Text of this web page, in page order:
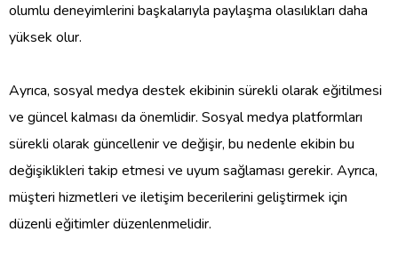
olumlu deneyimlerini başkalarıyla paylaşma olasılıkları daha
yüksek olur.
Ayrıca, sosyal medya destek ekibinin sürekli olarak eğitilmesi
ve güncel kalması da önemlidir. Sosyal medya platformları
sürekli olarak güncellenir ve değişir, bu nedenle ekibin bu
değişiklikleri takip etmesi ve uyum sağlaması gerekir. Ayrıca,
müşteri hizmetleri ve iletişim becerilerini geliştirmek için
düzenli eğitimler düzenlenmelidir.